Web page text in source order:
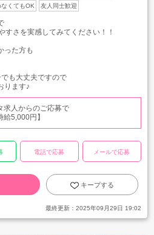
なくてもOK 友人同士歓迎
さを実感してみてください！！
った方も
も大丈夫ですので
ります♪
求人からのご応募で
給5,000円】
電話で応募 メールで応募
キープする
最終更新： 2025年09月29日 19:02